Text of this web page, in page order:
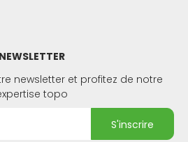
NEWSLETTER
newsletter et profitez de notre
topo
s'inscrire